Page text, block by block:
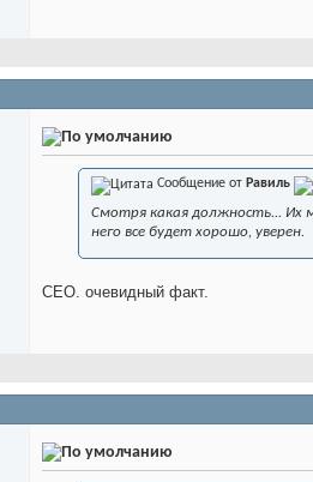
Сообщение от Равиль
Смотря какая должность... Их
него все будет хорошо, уверен.
CEO. очевидный факт.